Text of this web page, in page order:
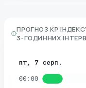
ПРОГНОЗ KP
3-ГОДИННИХ
пт, 7 серп.
00:00